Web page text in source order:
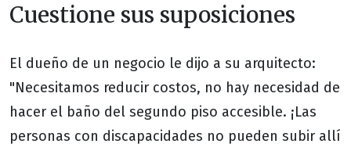
Cuestione sus suposiciones
El dueño de un negocio le dijo a su arquitecto:
"Necesitamos reducir costos, no hay necesidad de
hacer el baño del segundo piso accesible. ¡Las
personas con discapacidades no pueden subir allí